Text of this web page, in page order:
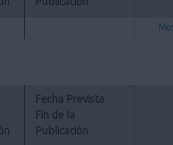
Fecha Prevista
Fin de la
Publicación